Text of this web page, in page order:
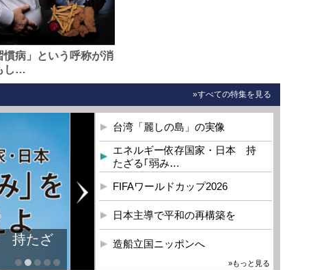
慣病」という呼称が消
し…
»すべての特集を見る
持たざ
台湾「麗しの島」の実像
エネルギー依存国家・日本 持
たざる｢弱み…
FIFAワールドカップ2026
日本主導で平和の再構築を
造船立国ニッポンへ
»もっと見る